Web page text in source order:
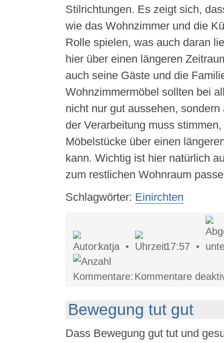
Stilrichtungen. Es zeigt sich,
wie das Wohnzimmer und die
Rolle spielen, was auch daran
hier über einen längeren
auch seine Gäste und die
Wohnzimmermöbel sollten bei
nicht nur gut aussehen,
der Verarbeitung muss
Möbelstücke über einen
kann. Wichtig ist hier natürlich
zum restlichen Wohnraum
Schlagwörter: Einirchten
katja • 17:57 •
Kommentare
Bewegung tut gut
Dass Bewegung gut tut und